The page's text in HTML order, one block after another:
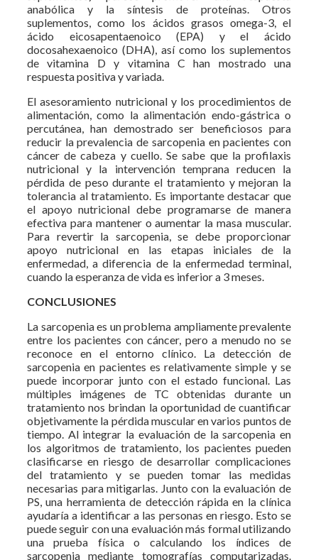
anabólica y la síntesis de proteínas. Otros
suplementos, como los ácidos grasos omega-3, el
ácido eicosapentaenoico (EPA) y el ácido
docosahexaenoico (DHA), así como los suplementos
de vitamina D y vitamina C han mostrado una
respuesta positiva y variada.
El asesoramiento nutricional y los procedimientos de
alimentación, como la alimentación endo-gástrica o
percutánea, han demostrado ser beneficiosos para
reducir la prevalencia de sarcopenia en pacientes con
cáncer de cabeza y cuello. Se sabe que la profilaxis
nutricional y la intervención temprana reducen la
pérdida de peso durante el tratamiento y mejoran la
tolerancia al tratamiento. Es importante destacar que
el apoyo nutricional debe programarse de manera
efectiva para mantener o aumentar la masa muscular.
Para revertir la sarcopenia, se debe proporcionar
apoyo nutricional en las etapas iniciales de la
enfermedad, a diferencia de la enfermedad terminal,
cuando la esperanza de vida es inferior a 3 meses.
CONCLUSIONES
La sarcopenia es un problema ampliamente prevalente
entre los pacientes con cáncer, pero a menudo no se
reconoce en el entorno clínico. La detección de
sarcopenia en pacientes es relativamente simple y se
puede incorporar junto con el estado funcional. Las
múltiples imágenes de TC obtenidas durante un
tratamiento nos brindan la oportunidad de cuantificar
objetivamente la pérdida muscular en varios puntos de
tiempo. Al integrar la evaluación de la sarcopenia en
los algoritmos de tratamiento, los pacientes pueden
clasificarse en riesgo de desarrollar complicaciones
del tratamiento y se pueden tomar las medidas
necesarias para mitigarlas. Junto con la evaluación de
PS, una herramienta de detección rápida en la clínica
ayudaría a identificar a las personas en riesgo. Esto se
puede seguir con una evaluación más formal utilizando
una prueba física o calculando los índices de
sarcopenia mediante tomografías computarizadas.